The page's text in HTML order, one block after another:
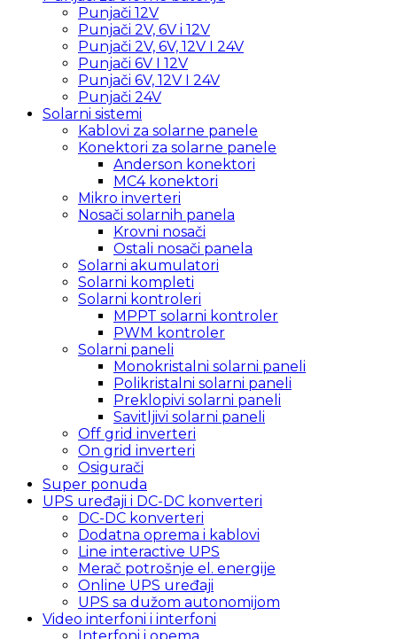
Punjači 12V
Punjači 2V, 6V i 12V
Punjači 2V, 6V, 12V I 24V
Punjači 6V I 12V
Punjači 6V, 12V I 24V
Punjači 24V
Solarni sistemi
Kablovi za solarne panele
Konektori za solarne panele
Anderson konektori
MC4 konektori
Mikro inverteri
Nosači solarnih panela
Krovni nosači
Ostali nosači panela
Solarni akumulatori
Solarni kompleti
Solarni kontroleri
MPPT solarni kontroler
PWM kontroler
Solarni paneli
Monokristalni solarni paneli
Polikristalni solarni paneli
Preklopivi solarni paneli
Savitljivi solarni paneli
Off grid inverteri
On grid inverteri
Osigurači
Super ponuda
UPS uređaji i DC-DC konverteri
DC-DC konverteri
Dodatna oprema i kablovi
Line interactive UPS
Merač potrošnje el. energije
Online UPS uređaji
UPS sa dužom autonomijom
Video interfoni i interfoni